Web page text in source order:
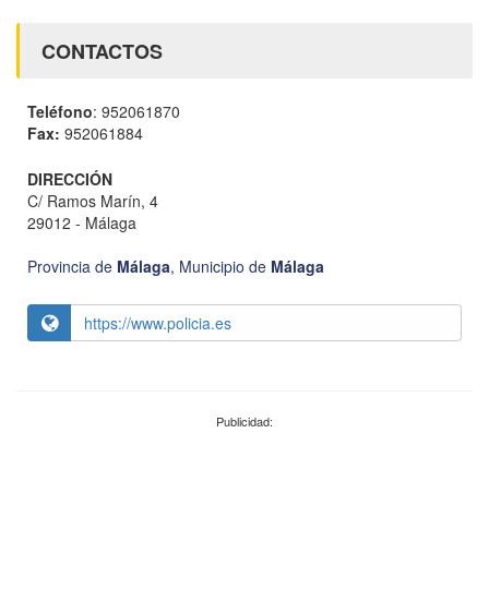
CONTACTOS
Teléfono: 952061870
Fax: 952061884
DIRECCIÓN
C/ Ramos Marín, 4
29012 - Málaga
Provincia de Málaga, Municipio de Málaga
https://www.policia.es
Publicidad: